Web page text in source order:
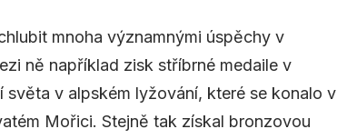
mnoha významnými úspěchy v
ně například zisk stříbrné medaile v
světa v alpském lyžování, které se konalo v
Mořici. Stejně tak získal bronzovou